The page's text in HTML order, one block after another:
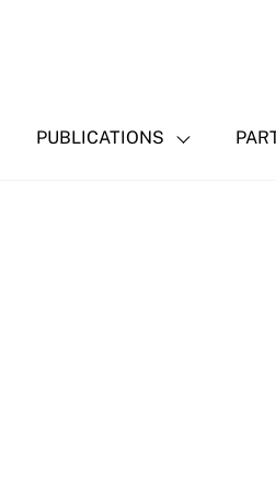
PUBLICATIONS